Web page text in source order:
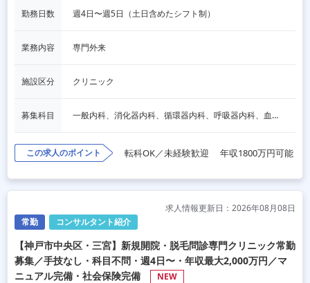
勤務日数 週4日〜週5日（土日含めたシフト制）
業務内容 専門外来
施設区分 クリニック
募集科目 一般内科、消化器内科、循環器内科、呼吸器内科、血液内科、心療内科、脳神経内科、内分泌内科、老人内科、一般外科、消化器外科、心臓外科、呼吸器外科、脳神経外科、整形外科、形成外科、リハビリテーション科、小児科、産婦人科、婦人科、精神科、眼科、耳鼻咽喉科、皮膚科、泌尿器科、放射線科、人工透析、麻酔科、美容外科、人間ドック・検診、その他
この求人のポイント 転科OK／未経験歓迎 年収1800万円可能
常勤 コンサルタント紹介
求人情報更新日：2026年08月08日
【神戸市中央区・三宮】新規開院・脱毛問診専門クリニック常勤
募集／手技なし・科目不問・週4日〜・年収最大2,000万円／マ
ニュアル完備・社会保険完備
NEW